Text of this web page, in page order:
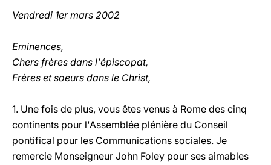
Vendredi 1er mars 2002
Eminences,
Chers frères dans l'épiscopat,
Frères et soeurs dans le Christ,
1. Une fois de plus, vous êtes venus à Rome des cinq
continents pour l'Assemblée plénière du Conseil
pontifical pour les Communications sociales. Je
remercie Monseigneur John Foley pour ses aimables